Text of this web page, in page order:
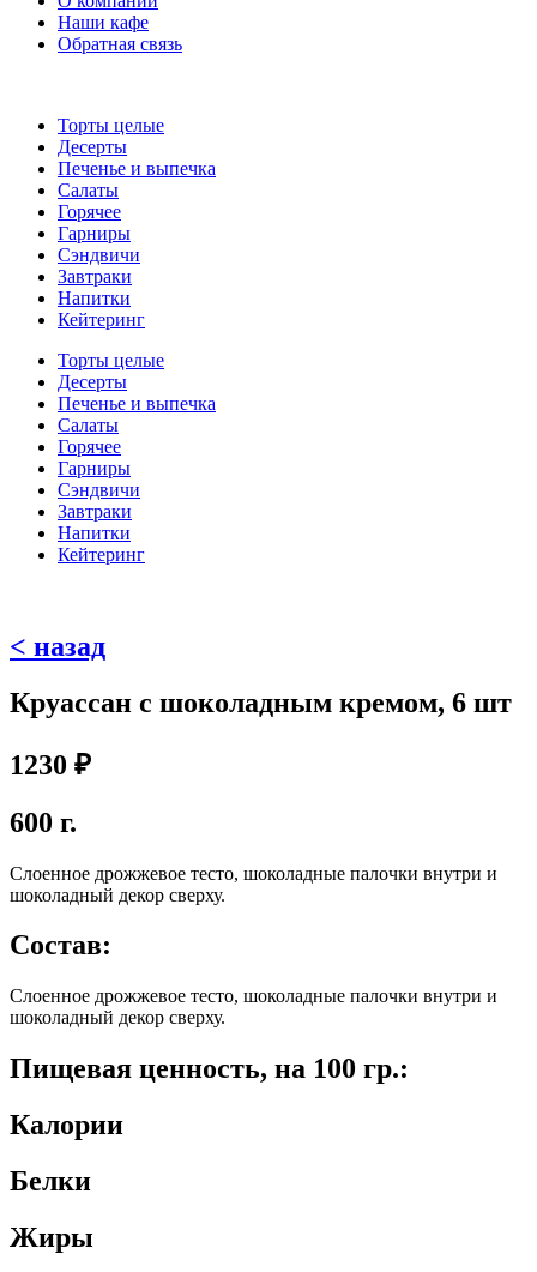
Наши кафе
Обратная связь
Торты целые
Десерты
Печенье и выпечка
Салаты
Горячее
Гарниры
Сэндвичи
Завтраки
Напитки
Кейтеринг
Торты целые
Десерты
Печенье и выпечка
Салаты
Горячее
Гарниры
Сэндвичи
Завтраки
Напитки
Кейтеринг
< назад
Круассан с шоколадным кремом, 6 шт
1230 ₽
600 г.
Слоенное дрожжевое тесто, шоколадные палочки внутри и
шоколадный декор сверху.
Состав:
Слоенное дрожжевое тесто, шоколадные палочки внутри и
шоколадный декор сверху.
Пищевая ценность, на 100 гр.:
Калории
Белки
Жиры